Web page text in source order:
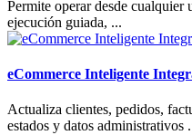
Permite operar desde cualquier
ejecución guiada, ...
eCommerce Inteligente
Actualiza clientes, pedidos,
estados y datos administrativos